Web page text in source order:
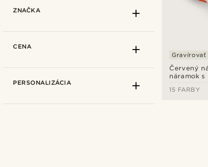
Červený
náramok s
Gravírovať
15 FARBY
ZNAČKA
CENA
PERSONALIZÁCIA